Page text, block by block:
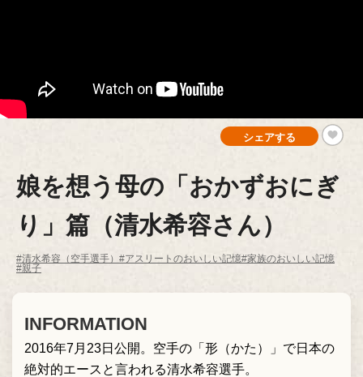
シェアする
娘を想う母の「おかずおにぎ
り」篇（清水希容さん）
#清水希容（空手選手） #アスリートのおいしい記憶#家族のおいしい記憶
#親子
INFORMATION
2016年7月23日公開。空手の「形（かた）」で日本の
絶対的エースと言われる清水希容選手。